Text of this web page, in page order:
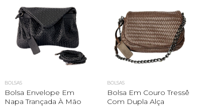
BOLSAS
Bolsa Envelope Em
Napa Trançada À Mão
BOLSAS
Bolsa Em Couro Tressê
Com Dupla Alça